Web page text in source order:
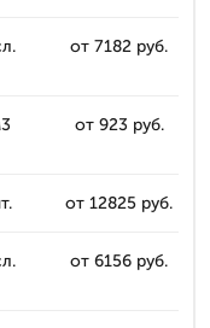
от 7182 руб.
от 923 руб.
от 12825 руб.
от 6156 руб.